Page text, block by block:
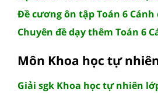
Đề cương ôn tập Toán 6 Cánh
Chuyên đề dạy thêm Toán 6
Môn Khoa học tự
Giải sgk Khoa học tự nhiên